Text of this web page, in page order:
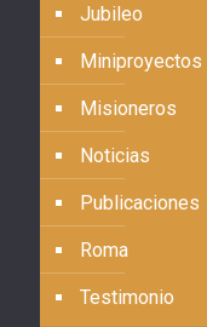
Jubileo
Miniproyectos
Misioneros
Noticias
Publicaciones
Roma
Testimonio